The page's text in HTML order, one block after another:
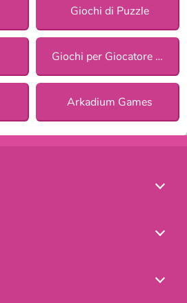
Giochi di Puzzle
Giochi per Giocatore Singolo
Arkadium Games